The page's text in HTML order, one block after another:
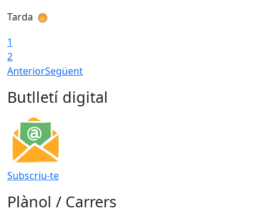
Tarda
1
2
AnteriorSegüent
Butlletí digital
Subscriu-te
Plànol / Carrers